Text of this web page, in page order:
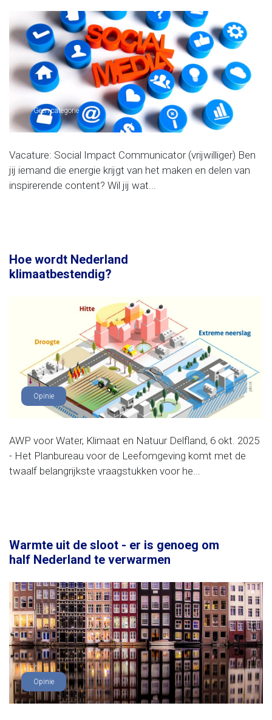
Geen categorie
Vacature: Social Impact Communicator (vrijwilliger) Ben
jij iemand die energie krijgt van het maken en delen van
inspirerende content? Wil jij wat...
Hoe wordt Nederland
klimaatbestendig?
Opinie
AWP voor Water, Klimaat en Natuur Delfland, 6 okt. 2025
- Het Planbureau voor de Leefomgeving komt met de
twaalf belangrijkste vraagstukken voor he...
Warmte uit de sloot - er is genoeg om
half Nederland te verwarmen
Opinie